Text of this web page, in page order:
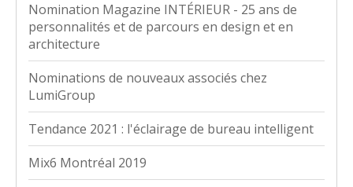
Nomination Magazine INTÉRIEUR - 25 ans de
personnalités et de parcours en design et en
architecture
Nominations de nouveaux associés chez
LumiGroup
Tendance 2021 : l'éclairage de bureau intelligent
Mix6 Montréal 2019